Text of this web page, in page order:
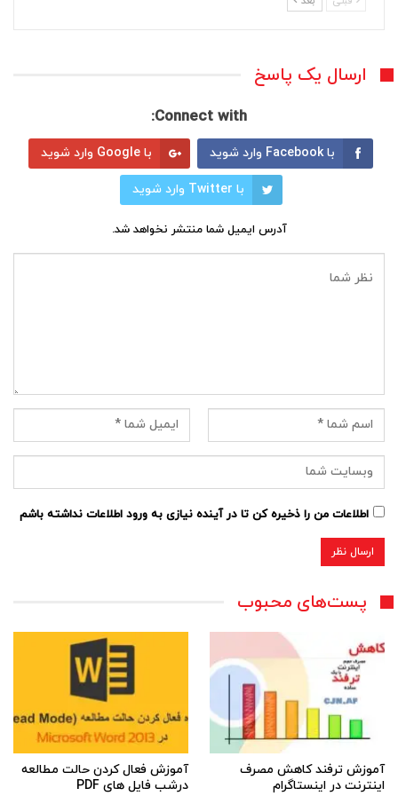
ارسال یک پاسخ
Connect with:
با Facebook وارد شوید با Google وارد شوید
با Twitter وارد شوید
آدرس ایمیل شما منتشر نخواهد شد.
اطلاعات من را ذخیره کن تا در آینده نیازی به ورود اطلاعات نداشته باشم
پست‌های محبوب
آموزش ترفند کاهش مصرف
اینترنت در اینستاگرام
آموزش فعال کردن حالت مطالعه
درشب فایل های PDF